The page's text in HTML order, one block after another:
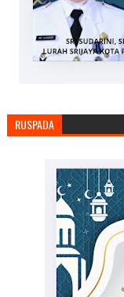
RUSPADA